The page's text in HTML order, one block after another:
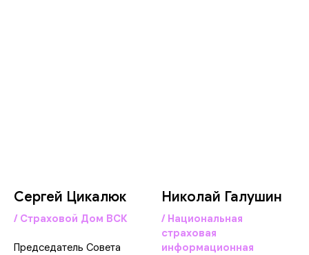
Сергей Цикалюк
/ Страховой Дом ВСК
Председатель Совета
Николай Галушин
/ Национальная
страховая
информационная